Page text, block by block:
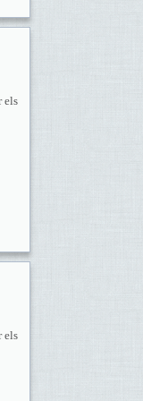
els
els